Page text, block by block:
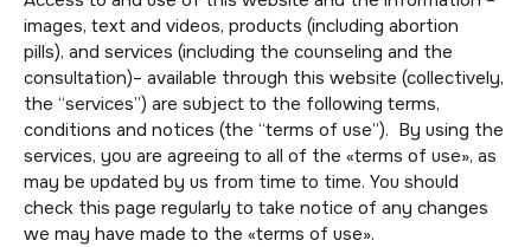
images, text and videos, products (including abortion
pills), and services (including the counseling and the
consultation)– available through this website (collectively,
the “services”) are subject to the following terms,
conditions and notices (the “terms of use”). By using the
services, you are agreeing to all of the «terms of use», as
may be updated by us from time to time. You should
check this page regularly to take notice of any changes
we may have made to the «terms of use».